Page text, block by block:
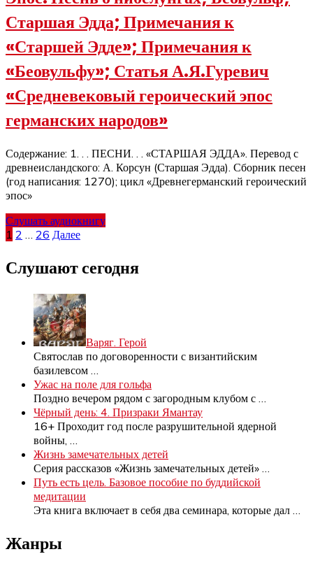
Старшая Эдда; Примечания к
«Старшей Эдде»; Примечания к
«Беовульфу»; Статья А.Я.Гуревич
«Средневековый героический эпос
германских народов»
Содержание: 1. . . ПЕСНИ. . . «СТАРШАЯ ЭДДА». Перевод с
древнеисландского: А. Корсун (Старшая Эдда). Сборник песен
(год написания: 1270); цикл «Древнегерманский героический
эпос»
Слушать аудиокнигу
Пагинация
записей
1 2 26 Далее
Слушают сегодня
Варяг. Герой
Святослав по договоренности с византийским
базилевсом
Ужас на поле для гольфа
Поздно вечером рядом с загородным клубом с
Чёрный день: 4. Призраки Ямантау
16+ Проходит год после разрушительной ядерной
войны,
Жизнь замечательных детей
Серия рассказов «Жизнь замечательных детей»
Путь есть цель. Базовое пособие по буддийской
медитации
Эта книга включает в себя два семинара, которые дал
Жанры